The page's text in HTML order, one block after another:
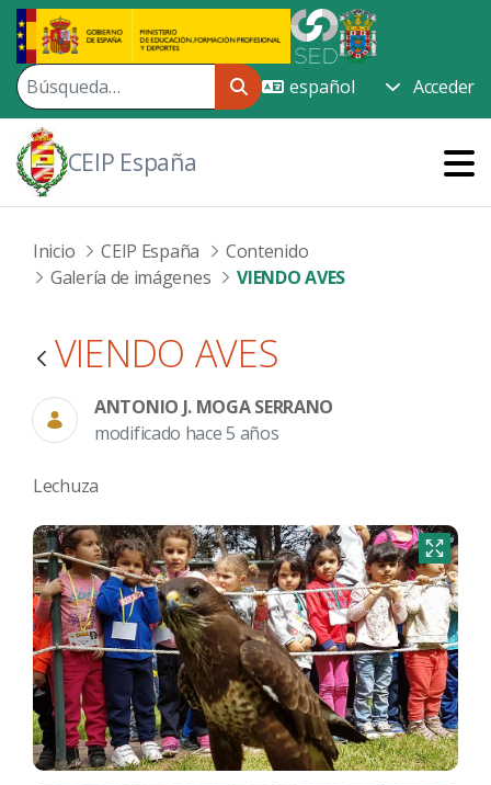
Saltar al contenido principal
Acceder
CEIP España
Inicio CEIP España
Contenido
Galería de imágenes
VIENDO AVES
VIENDO AVES
ANTONIO J. MOGA SERRANO
modificado hace 5 años
Lechuza